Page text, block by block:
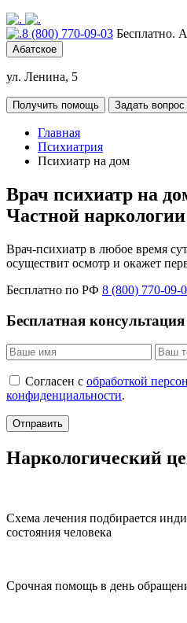
8 (800) 770-09-03 Бесплатно.
Абатское
ул. Ленина, 5
Получить помощь Задать вопрос
Главная
Психиатрия
Психиатр на дом
Врач психиатр на
Частной
Врач-психиатр в любое время
осуществит осмотр и окажет
Бесплатно по РФ 8 (800) 770-09-
Бесплатная
Согласен с обработкой
конфиденциальности.
Отправить
Наркологический
Схема лечения подбирается
состояния человека
Срочная помощь в день